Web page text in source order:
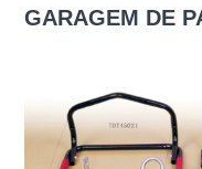
GARAGEM DE